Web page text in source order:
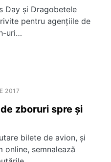
Day şi Dragobetele
pentru agențiile de
uri…
2017
zboruri spre și
bilete de avion, și
online, semnalează